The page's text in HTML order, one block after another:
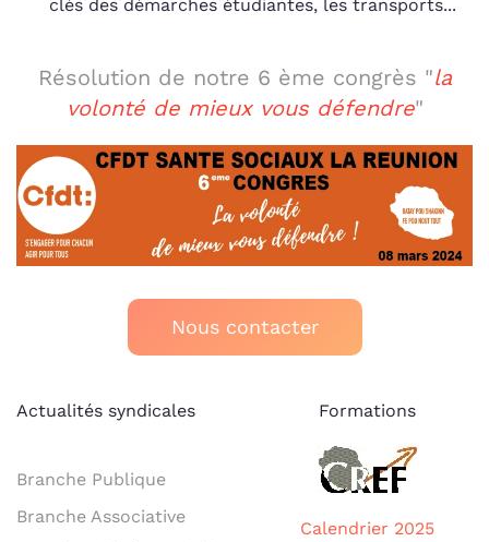
clés des démarches étudiantes, les transports...
Résolution de notre 6 ème congrès "la
volonté de mieux vous défendre"
Nous contacter
Actualités syndicales
Branche Publique
Branche Associative
Formations
Calendrier 2025